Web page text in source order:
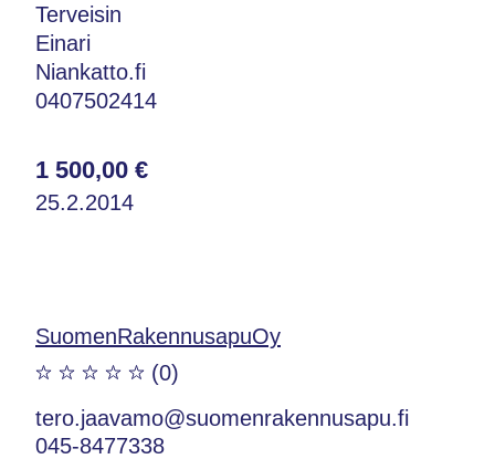
Terveisin
Einari
Niankatto.fi
0407502414
1 500,00 €
25.2.2014
SuomenRakennusapuOy
(0)
tero.jaavamo@suomenrakennusapu.fi
045-8477338